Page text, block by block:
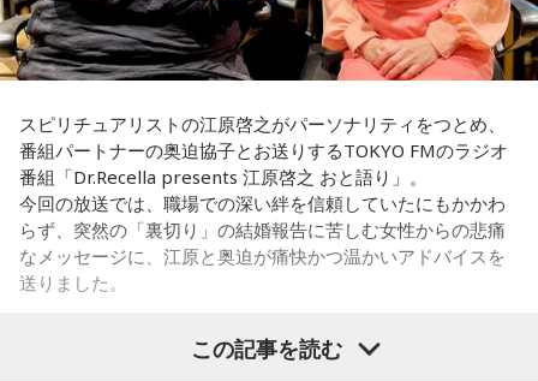
スピリチュアリストの江原啓之がパーソナリティをつとめ、
番組パートナーの奥迫協子とお送りするTOKYO FMのラジオ
番組「Dr.Recella presents 江原啓之 おと語り」。
今回の放送では、職場での深い絆を信頼していたにもかかわ
らず、突然の「裏切り」の結婚報告に苦しむ女性からの悲痛
なメッセージに、江原と奥迫が痛快かつ温かいアドバイスを
送りました。
この記事を読む